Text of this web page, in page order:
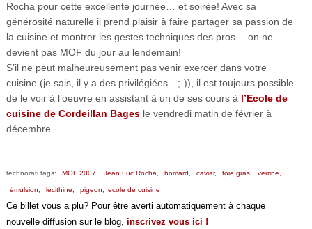
Rocha pour cette excellente journée… et soirée! Avec sa
générosité naturelle il prend plaisir à faire partager sa passion de
la cuisine et montrer les gestes techniques des pros… on ne
devient pas MOF du jour au lendemain!
S’il ne peut malheureusement pas venir exercer dans votre
cuisine (je sais, il y a des privilégiées…;-)), il est toujours possible
de le voir à l’oeuvre en assistant à un de ses cours à l’Ecole de
cuisine de Cordeillan Bagesle vendredi matin de février à
décembre.
technorati tags: MOF 2007, Jean Luc Rocha, homard, caviar, foie gras, verrine,
émulsion, lecithine, pigeon, ecole de cuisine
Ce billet vous a plu? Pour être averti automatiquement à chaque
nouvelle diffusion sur le blog, inscrivez vous ici !